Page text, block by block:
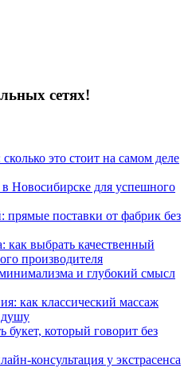
сетях!
это стоит на самом деле
Новосибирске для успешного
поставки от фабрик без
как выбрать качественный
производителя
и глубокий смысл
как классический массаж
душу
букет, который говорит без
консультация у экстрасенса